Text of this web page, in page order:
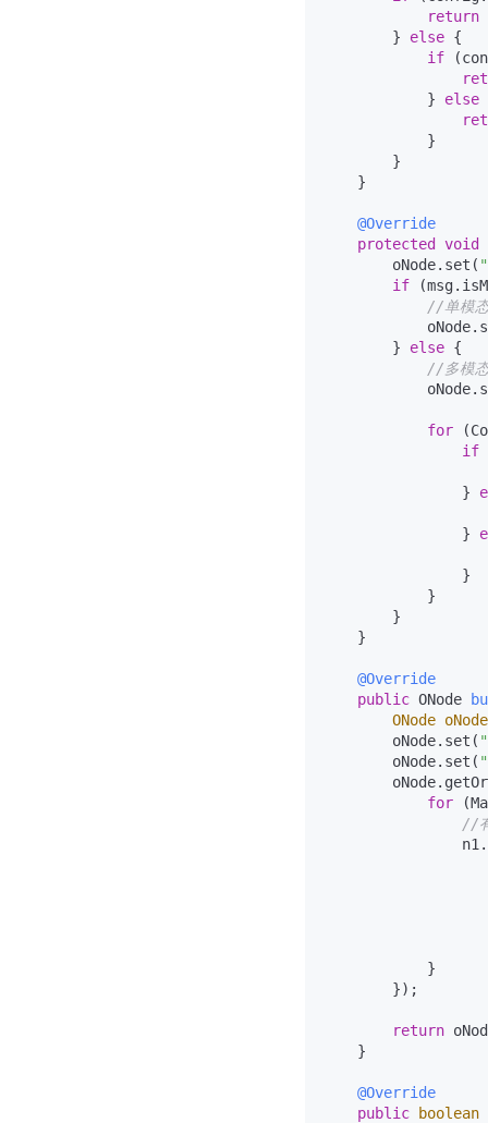
return
        }
else {
if
            }
else
            }
        }
    }
@Override
protected
void
        oNode.set(
if
//单模
        }
else {
//多模
for
if
                }
                }
                }
            }
        }
    }
@Override
public ONode
ONode oNode
        oNode.set(
        oNode.set(
for
//
            }
        });
return
    }
@Override
public
boolean